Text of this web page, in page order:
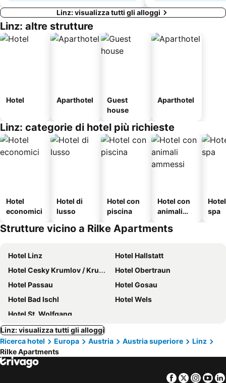
Linz: visualizza tutti gli alloggi
Linz: altre strutture
Hotel Aparthotel
Guest
house
Aparthotel
Linz: categorie di hotel più richieste
Hotel
economici
Hotel di
lusso
Hotel con
piscina
Hotel con
animali
spa
Strutture vicino a Rilke Apartments
Hotel Linz
Hotel Hallstatt
Hotel Cesky Krumlov / Krumau
Hotel Obertraun
Hotel Passau
Hotel Gosau
Hotel Bad Ischl
Hotel Wels
Hotel St. Wolfgang
Linz: visualizza tutti gli alloggi
Ricerca hotel
Europa Austria Austria superiore
Linz
Rilke Apartments
Facebook
Twitter